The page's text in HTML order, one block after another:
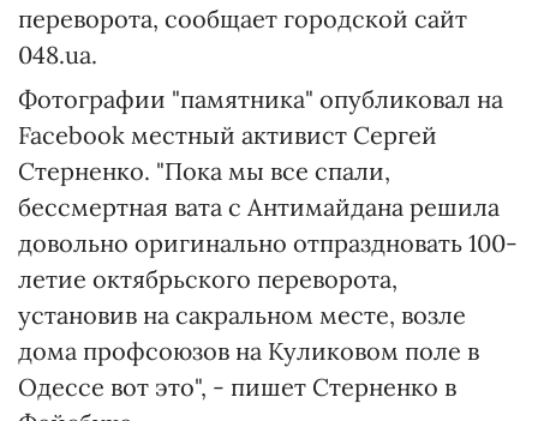
переворота, сообщает городской сайт
048.ua.
Фотографии "памятника" опубликовал на
Facebook местный активист Сергей
Стерненко. "Пока мы все спали,
бессмертная вата с Антимайдана решила
довольно оригинально отпраздновать 100-
летие октябрьского переворота,
установив на сакральном месте, возле
дома профсоюзов на Куликовом поле в
Одессе вот это", - пишет Стерненко в